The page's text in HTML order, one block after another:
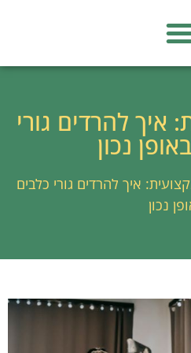
איך להרדים גורי
נכון
איך להרדים גורי כלבים
נכון